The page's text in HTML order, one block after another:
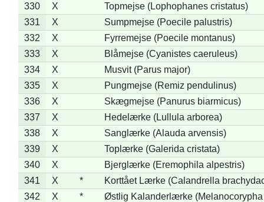
330
X
Topmejse (Lophophanes cristatus)
331
X
Sumpmejse (Poecile palustris)
332
X
Fyrremejse (Poecile montanus)
333
X
Blåmejse (Cyanistes caeruleus)
334
X
Musvit (Parus major)
335
X
Pungmejse (Remiz pendulinus)
336
X
Skægmejse (Panurus biarmicus)
337
X
Hedelærke (Lullula arborea)
338
X
Sanglærke (Alauda arvensis)
339
X
Toplærke (Galerida cristata)
340
X
Bjerglærke (Eremophila alpestris)
341
X *
Korttået Lærke (Calandrella
342
X *
Østlig Kalanderlærke (Melanocorypha